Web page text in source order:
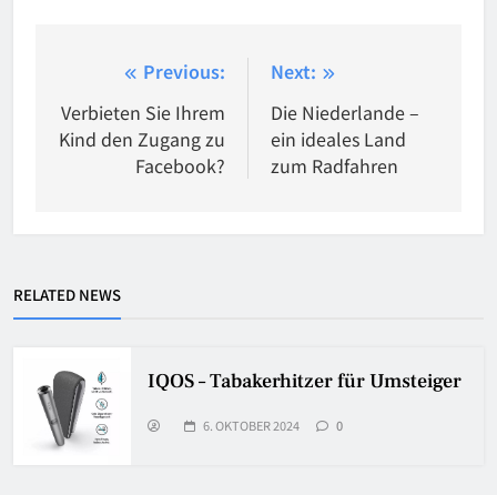
Beitragsnavigation
Previous:
Verbieten Sie Ihrem
Kind den Zugang zu
Facebook?
Next:
Die Niederlande –
ein ideales Land
zum Radfahren
RELATED NEWS
IQOS – Tabakerhitzer für Umsteiger
6. OKTOBER 2024 0